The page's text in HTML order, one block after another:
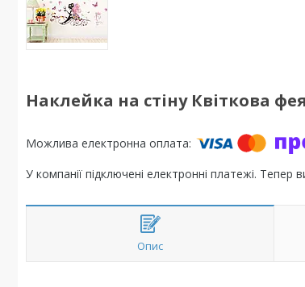
Наклейка на стіну Квіткова
У компанії підключені електронні платежі.
Опис